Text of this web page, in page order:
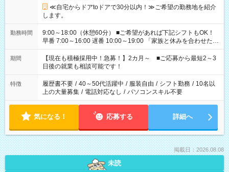
≪自宅からドアtoドアで30分以内！≫ご希望の勤務地を紹介
します。
勤務時間
9:00～18:00（休憩60分） ■ご希望があれば下記シフトもOK！
早番 7:00～16:00 遅番 10:00～19:00 「家族と休みを合わせた
い」 「余裕を持って夕飯の準備がしたい」 「できれば残業はし
たくない」 など、ご希望を教えてくださいね。 ※Wワーク希望
の方へ 今ご覧のお仕事で希望する勤務時間と、もう1つのお仕事
の勤務時間。 合計で週40時間を超える場合は応募できません。
期間
【現在も積極採用中！急募！】2カ月～ ■ご応募から最短2～3
日後の就業も相談可能です！
特徴 履歴書不要 / 40～50代活躍中 / 服装自由 / シフト勤務 / 10名以
上の大量募集 / 電話対応なし / パソコンスキル不要
気になる！ 応募する 詳細へ
掲載日：2026.08.08
未読